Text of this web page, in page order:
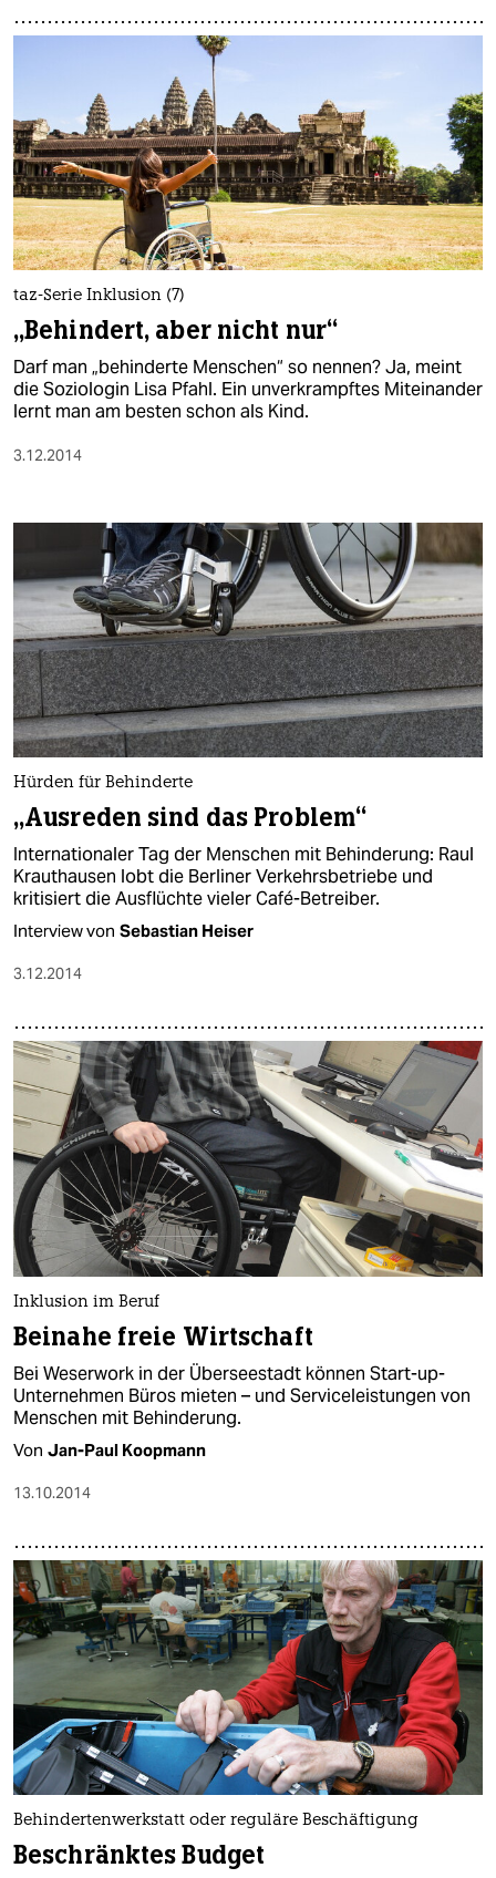
taz-Serie Inklusion (7)
„Behindert, aber nicht nur“
Darf man „behinderte Menschen“ so nennen? Ja, meint
die Soziologin Lisa Pfahl. Ein unverkrampftes Miteinander
lernt man am besten schon als Kind.
3.12.2014
Hürden für Behinderte
„Ausreden sind das Problem“
Internationaler Tag der Menschen mit Behinderung: Raul
Krauthausen lobt die Berliner Verkehrsbetriebe und
kritisiert die Ausflüchte vieler Café-Betreiber.
Interview von Sebastian Heiser
3.12.2014
Inklusion im Beruf
Beinahe freie Wirtschaft
Bei Weserwork in der Überseestadt können Start-up-
Unternehmen Büros mieten – und Serviceleistungen von
Menschen mit Behinderung.
Von Jan-Paul Koopmann
13.10.2014
Behindertenwerkstatt oder reguläre Beschäftigung
Beschränktes Budget